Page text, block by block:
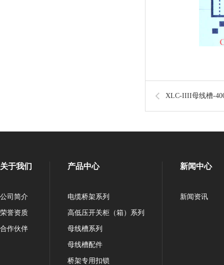
XLC-IIII母线槽-
关于我们
公司简介
荣誉资质
合作伙伴
产品中心
电缆桥架系列
高低压开关柜（箱）系列
母线槽系列
母线槽配件
桥架专用扣锁
新闻中心
新闻资讯